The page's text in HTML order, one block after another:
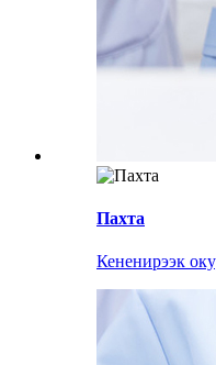
Пахта
Кененирээк